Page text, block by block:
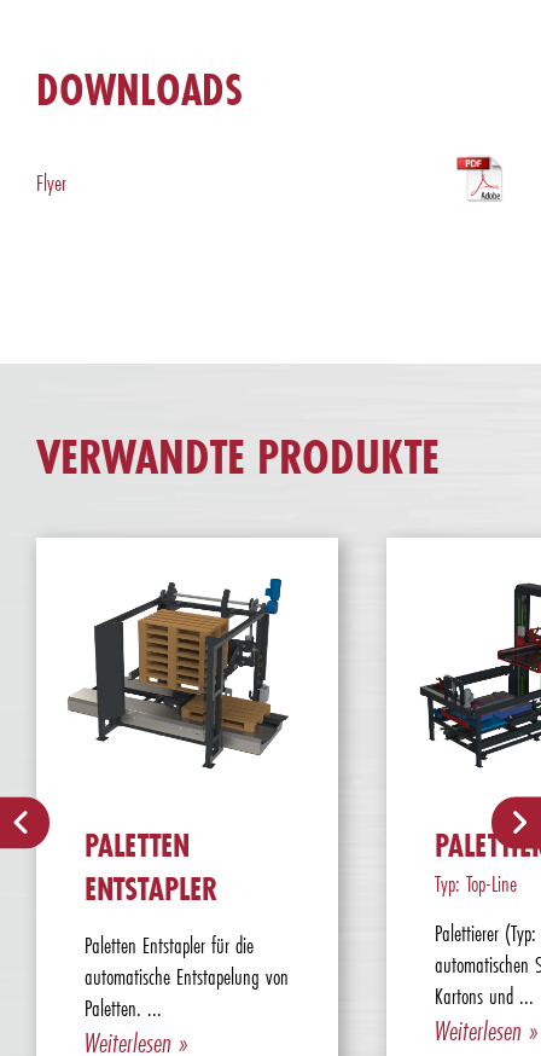
DOWNLOADS
Flyer
VERWANDTE PRODUKTE
PALETTEN
ENTSTAPLER
Paletten Entstapler für die
automatische Entstapelung von
Paletten. ...
Weiterlesen »
Typ: Top-Line
Palettierer
automatischen
Kartons und ...
Weiterlesen »